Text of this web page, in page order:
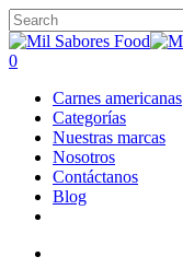
Skip
to
main
Close
Search
search
0
Carnes americanas
Categorías
Nuestras marcas
Nosotros
Contáctanos
Blog